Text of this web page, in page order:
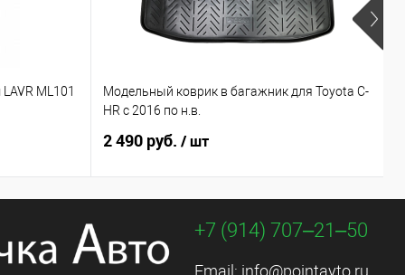
ML101
Модельный коврик в багажник для Toyota C-
HR с 2016 по н.в.
2 490 руб. / шт
+7 (914) 707‒21‒50
Email: info@pointavto.ru